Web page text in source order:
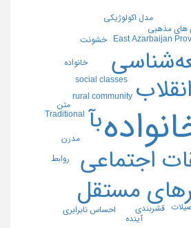
اجتماعی
انقلاب
بآ
مستقل
East Azarbaijan
rural community
social classes
Traditional
های مذهبی
خانواده
قشربندی
مدرن
مدل اکولوژیکی
آینده
احساس نابرابری
خشونت
رواﺑﻂ
متن